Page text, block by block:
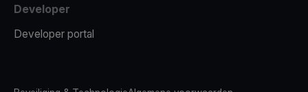
Developer
Developer portal